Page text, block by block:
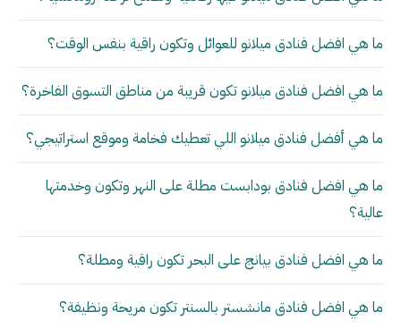
ما هي افضل فنادق ميلانو للعوائل وتكون راقية بنفس الوقت؟
ما هي افضل فنادق ميلانو تكون قريبة من مناطق التسوق الفاخرة؟
ما هي أفضل فنادق ميلانو اللي تعطيك فخامة وموقع استراتيجي؟
ما هي افضل فنادق بودابست مطلة على النهر وتكون وخدمتها
عالية؟
ما هي افضل فنادق بيانج على البحر تكون راقية ومطلة؟
ما هي افضل فنادق مانشستر بالسنتر تكون مريحة ونظيفة؟